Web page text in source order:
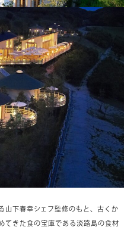
山下春幸シェフ監修のもと、古くか
てきた食の宝庫である淡路島の食材